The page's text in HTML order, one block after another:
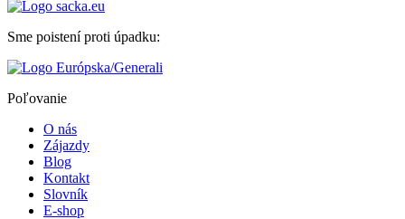
Sme poistení proti úpadku:
Poľovanie
O nás
Zájazdy
Blog
Kontakt
Slovník
E-shop